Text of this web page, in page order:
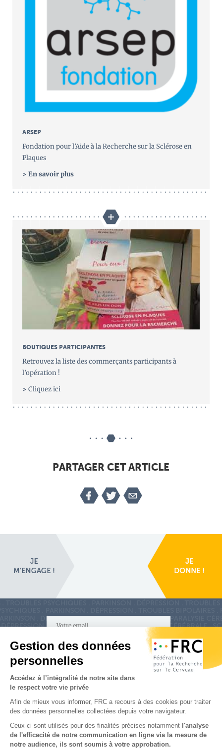
ARSEP
Fondation pour l’Aide à la Recherche sur la Sclérose en
Plaques
> En savoir plus
BOUTIQUES PARTICIPANTES
Retrouvez la liste des commerçants participants à
l’opération !
> Cliquez ici
PARTAGER CET ARTICLE
S'inscrire à la newsletter
les réseaux sociaux
Partenaires & Mécènes